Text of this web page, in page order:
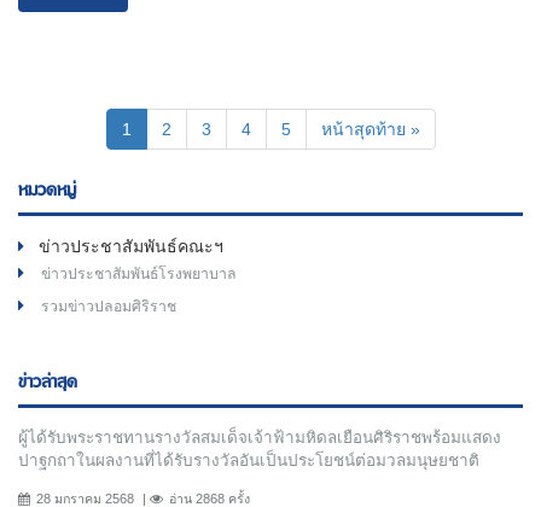
1 (current)
2 3 4 5 หน้าสุดท้าย »
หมวดหมู่
ข่าวประชาสัมพันธ์คณะฯ
ข่าวประชาสัมพันธ์โรงพยาบาล
รวมข่าวปลอมศิริราช
ข่าวล่าสุด
ผู้ได้รับพระราชทานรางวัลสมเด็จเจ้าฟ้ามหิดลเยือนศิริราชพร้อมแสดง
ปาฐกถาในผลงานที่ได้รับรางวัลอันเป็นประโยชน์ต่อมวลมนุษยชาติ
28 มกราคม 2568 อ่าน 2868 ครั้ง